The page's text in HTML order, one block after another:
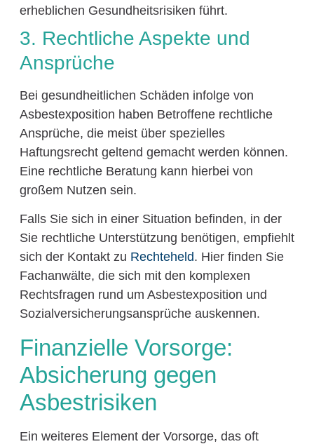
erheblichen Gesundheitsrisiken führt.
3. Rechtliche Aspekte und
Ansprüche
Bei gesundheitlichen Schäden infolge von
Asbestexposition haben Betroffene rechtliche
Ansprüche, die meist über spezielles
Haftungsrecht geltend gemacht werden können.
Eine rechtliche Beratung kann hierbei von
großem Nutzen sein.
Falls Sie sich in einer Situation befinden, in der
Sie rechtliche Unterstützung benötigen, empfiehlt
sich der Kontakt zu Rechteheld. Hier finden Sie
Fachanwälte, die sich mit den komplexen
Rechtsfragen rund um Asbestexposition und
Sozialversicherungsansprüche auskennen.
Finanzielle Vorsorge:
Absicherung gegen
Asbestrisiken
Ein weiteres Element der Vorsorge, das oft